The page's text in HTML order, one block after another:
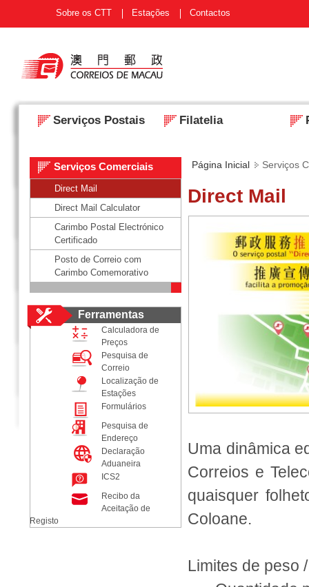
Sobre os CTT Estações Contactos
Serviços Postais Filatelia
Serviços Comerciais
Direct Mail
Direct Mail Calculator
Carimbo Postal Electrónico
Certificado
Posto de Correio com
Carimbo Comemorativo
Ferramentas
Calculadora de
Preços
Pesquisa de
Correio
Localização de
Estações
Formulários
Pesquisa de
Endereço
Declaração
Aduaneira
ICS2
Recibo da
Aceitação de
Registo
Página Inicial Serviços
Direct Mail
Uma dinâmica
Correios e
quaisquer
Coloane.
Limites de peso